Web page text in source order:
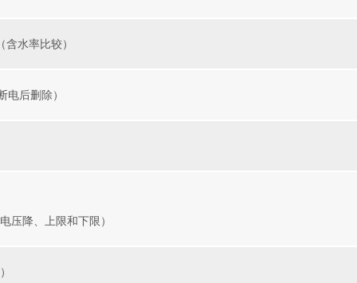
水率比较）
电后删除）
压降、上限和下限）